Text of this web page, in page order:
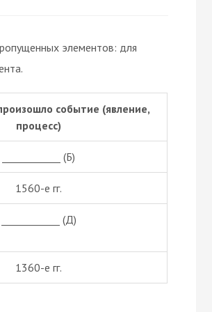
элементов: для
событие (явление,
процесс)
____________ (Б)
1560-е гг.
____________ (Д)
1360-е гг.